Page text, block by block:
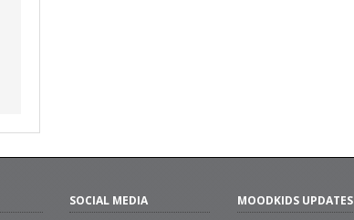
SOCIAL MEDIA MOODKIDS UPDATES